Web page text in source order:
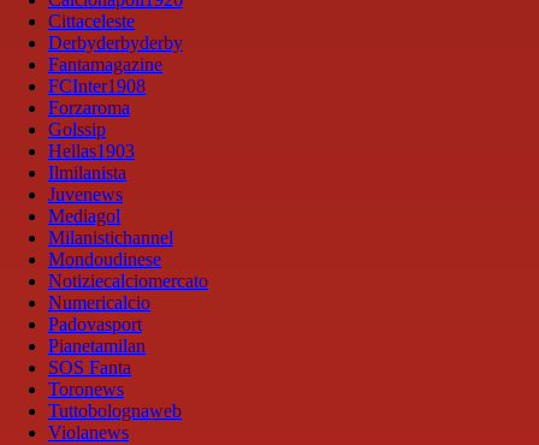
Cittaceleste
Derbyderbyderby
Fantamagazine
FCInter1908
Forzaroma
Golssip
Hellas1903
Ilmilanista
Juvenews
Mediagol
Milanistichannel
Mondoudinese
Notiziecalciomercato
Numericalcio
Padovasport
Pianetamilan
SOS Fanta
Toronews
Tuttobolognaweb
Violanews